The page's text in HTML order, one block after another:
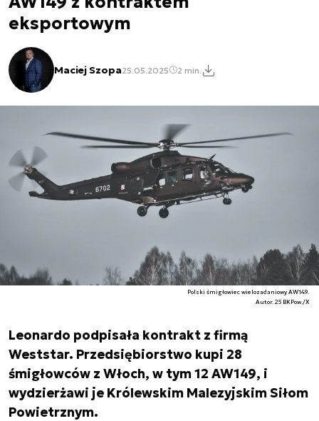
eksportowym
Maciej Szopa25.05.2025 2 min.
Polski śmigłowiec wielozadaniowy AW149.
Autor. 25 BKPow./X
Leonardo podpisała kontrakt z firmą
Weststar. Przedsiębiorstwo kupi 28
śmigłowców z Włoch, w tym 12 AW149, i
wydzierżawi je Królewskim Malezyjskim Siłom
Powietrznym.